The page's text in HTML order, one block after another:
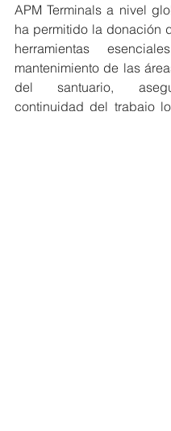
APM Terminals a nivel
ha permitido la donación
herramientas
mantenimiento de las
del santuario,
continuidad del trabajo